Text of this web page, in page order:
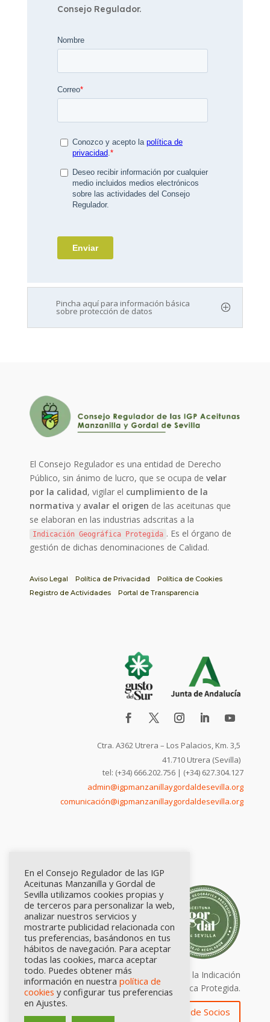
Consejo Regulador.
Pincha aquí para información básica
sobre protección de datos
El Consejo Regulador es una entidad de Derecho
Público, sin ánimo de lucro, que se ocupa develar
por la calidad, vigilar el cumplimiento de la
normativa y avalar el origen de las aceitunas que
se elaboran en las industrias adscritas a la
Indicación Geográfica Protegida . Es el órgano de
gestión de dichas denominaciones de Calidad.
Aviso Legal Política de Privacidad
Política de Cookies
Registro de Actividades
Portal de Transparencia
Ctra. A362 Utrera – Los Palacios, Km. 3,5
41.710 Utrera (Sevilla)
tel: (+34) 666.202.756 | (+34) 627.304.127
admin@igpmanzanillaygordaldesevilla.org
comunicación@igpmanzanillaygordaldesevilla.org
Calidad certificada por Origen. Sellos de la Indicación
Geográfica Protegida.
Zona de Socios
En el Consejo Regulador de las IGP
Aceitunas Manzanilla y Gordal de
Sevilla utilizamos cookies propias y
de terceros para personalizar la web,
analizar nuestros servicios y
mostrarte publicidad relacionada con
tus preferencias, basándonos en tus
hábitos de navegación. Para aceptar
todas las cookies, marca aceptar
todo. Puedes obtener más
información en nuestra política de
cookies y configurar tus preferencias
en Ajustes.